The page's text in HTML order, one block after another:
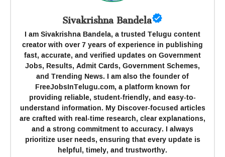
Sivakrishna Bandela
I am Sivakrishna Bandela, a trusted Telugu content
creator with over 7 years of experience in publishing
fast, accurate, and verified updates on Government
Jobs, Results, Admit Cards, Government Schemes,
and Trending News. I am also the founder of
FreeJobsInTelugu.com, a platform known for
providing reliable, student-friendly, and easy-to-
understand information. My Discover-focused articles
are crafted with real-time research, clear explanations,
and a strong commitment to accuracy. I always
prioritize user needs, ensuring that every update is
helpful, timely, and trustworthy.